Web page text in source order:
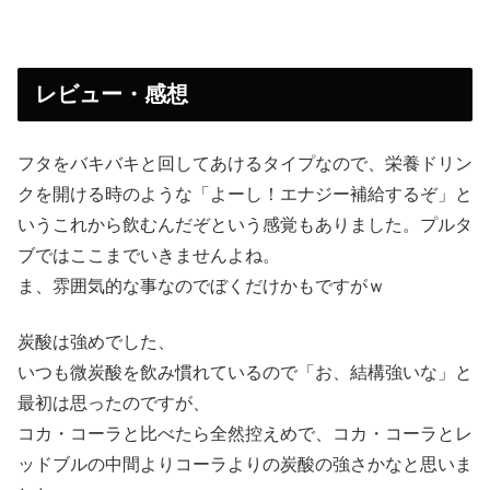
レビュー・感想
フタをバキバキと回してあけるタイプなので、栄養ドリン
クを開ける時のような「よーし！エナジー補給するぞ」と
いうこれから飲むんだぞという感覚もありました。プルタ
ブではここまでいきませんよね。
ま、雰囲気的な事なのでぼくだけかもですがｗ
炭酸は強めでした、
いつも微炭酸を飲み慣れているので「お、結構強いな」と
最初は思ったのですが、
コカ・コーラと比べたら全然控えめで、コカ・コーラとレ
ッドブルの中間よりコーラよりの炭酸の強さかなと思いま